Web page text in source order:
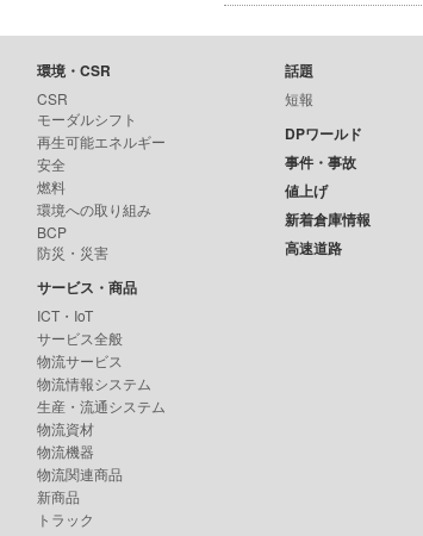
環境・CSR
CSR
モーダルシフト
再生可能エネルギー
安全
燃料
環境への取り組み
BCP
防災・災害
サービス・商品
ICT・IoT
サービス全般
物流サービス
物流情報システム
生産・流通システム
物流資材
物流機器
物流関連商品
新商品
トラック
話題
短報
DPワールド
事件・事故
値上げ
新着倉庫情報
高速道路